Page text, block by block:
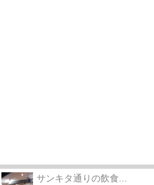
サンキタ通りの飲食...